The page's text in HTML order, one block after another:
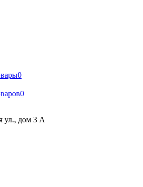
0
0
ул., дом 3 А